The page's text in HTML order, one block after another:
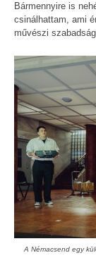
Bármennyire is
csinálhattam, ami
művészi
A Némacsend egy